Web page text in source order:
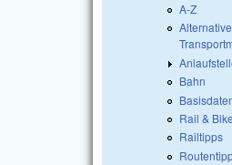
A-Z
Alternative
Bahn
Rail & Bike
Railtipps